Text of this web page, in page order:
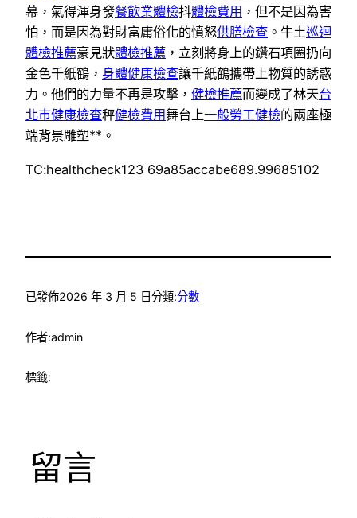
幕，氣得渾身發餐飲業體檢抖體檢費用 ，但不是因為害
怕，而是因為對財富庸俗化的憤怒供膳檢查 。牛土巡迴
體檢推薦豪見狀體檢推薦 ，立刻將身上的鑽石項圈扔向
金色千紙鶴， 身體健康檢查讓千紙鶴攜帶上物質的誘惑
力。他們的力量不再是攻擊， 健檢推薦而變成了林天台
北巿健康檢查秤健檢費用舞台上一般勞工健檢的兩座極
端背景雕塑**。
TC:healthcheck123 69a85accabe689.99685102
已發佈2026 年 3 月 5 日分類:分數
作者:admin
標籤:
留言